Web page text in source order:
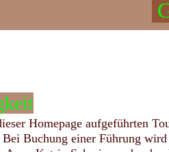
Homepage aufgeführten
Bei Buchung einer Führung